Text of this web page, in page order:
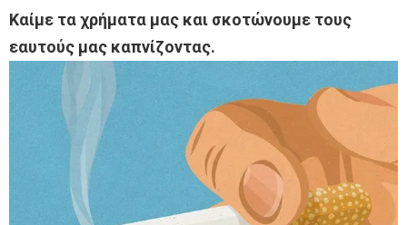
Καίμε τα χρήματα μας και σκοτώνουμε τους
εαυτούς μας καπνίζοντας.